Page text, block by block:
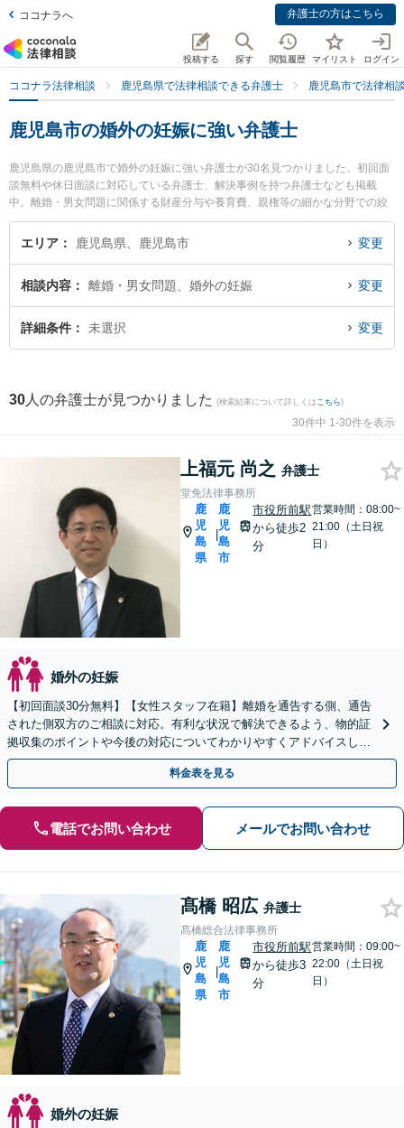
ココナラへ 弁護士の方はこちら
投稿する 探す 閲覧履歴 マイリスト ログイン
ココナラ法律相談 鹿児島県で法律相談できる弁護士 鹿児島市で法律相
鹿児島市の婚外の妊娠に強い弁護士
鹿児島県の鹿児島市で婚外の妊娠に強い弁護士が30名見つかりました。初回面
談無料や休日面談に対応している弁護士、解決事例を持つ弁護士なども掲載
中。離婚・男女問題に関係する財産分与や養育費、親権等の細かな分野での絞
り込み検索もでき便利です。特に堂免法律事務所の上福元 尚之弁護士や髙橋総
合法律事務所の髙橋 昭広弁護士、上山法律事務所の穂村 公亮弁護士のプロフィ
妊娠のトラブル解決の実績豊富な近くの弁護士を検索したい』『初回相談無料
で婚外の妊娠を法律相談できる鹿児島市内の弁護士に相談予約したい』などで
お困りの相談者さんにおすすめです。
エリア 鹿児島県、鹿児島市 変更
相談内容 離婚・男女問題、婚外の妊娠 変更
詳細条件 未選択 変更
30 人の弁護士が見つかりました (検索結果について詳しくは こちら)
30件中 1-30件を表示
上福元 尚之 弁護士
堂免法律事務所
鹿
児
島
県
|
鹿
児
島
市
市役所前駅
から徒歩2
分
営業時間：08:00~
21:00（土日祝
日）
婚外の妊娠
【初回面談30分無料】【女性スタッフ在籍】離婚を通告する側、通告
された側双方のご相談に対応。有利な状況で解決できるよう、物的証
拠収集のポイントや今後の対応についてわかりやすくアドバイスしま
す【市役所前2分】【休日・夜間面談OK】
料金表を見る
電話でお問い合わせ メールでお問い合わせ
髙橋 昭広 弁護士
髙橋総合法律事務所
鹿
児
島
県
|
鹿
児
島
市
市役所前駅
から徒歩3
分
営業時間：09:00~
22:00（土日祝
日）
婚外の妊娠